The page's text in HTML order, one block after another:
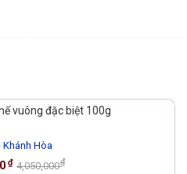
vuông đặc biệt 100g
Khánh Hòa
₫ 4,050,000₫